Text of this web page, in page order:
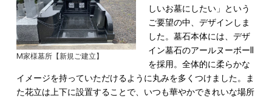
M家様墓所【新規ご建立】
しいお墓にしたい」という
ご要望の中、デザインしま
した。 墓石本体には、デザ
イン墓石のアールヌーボーII
を採用。 全体的に柔らかな
イメージを持っていただけるように丸みを多くつけました。
ま
た花立は上下に設置することで、いつも華やかできれいな場所